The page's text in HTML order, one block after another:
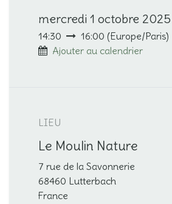
mercredi 1 octobre 2025
14:30 16:00 (Europe/Paris)
Ajouter au calendrier
LIEU
Le Moulin Nature
7 rue de la Savonnerie
68460 Lutterbach
France